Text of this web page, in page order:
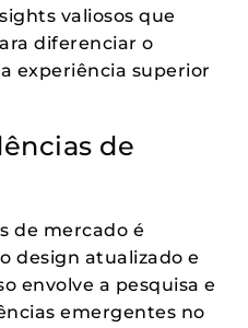
valiosos que
diferenciar o
experiência superior
de
de mercado é
design atualizado e
envolve a pesquisa e
emergentes no